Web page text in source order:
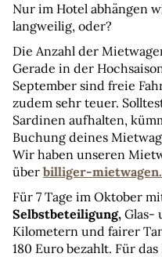
Nur im Hotel abhängen
langweilig, oder?
Die Anzahl der
Gerade in der
September sind freie
zudem sehr teuer.
Sardinen aufhalten,
Buchung deines
Wir haben unseren
über billiger-
Für 7 Tage im Oktober
Selbstbeteiligung, Glas-
Kilometern und fairer
180 Euro bezahlt. Für